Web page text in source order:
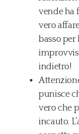
vende ha
vero
basso
indietro!
punisce
vero che
incauto.